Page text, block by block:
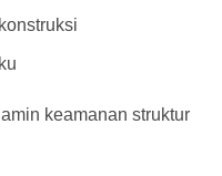
keamanan struktur